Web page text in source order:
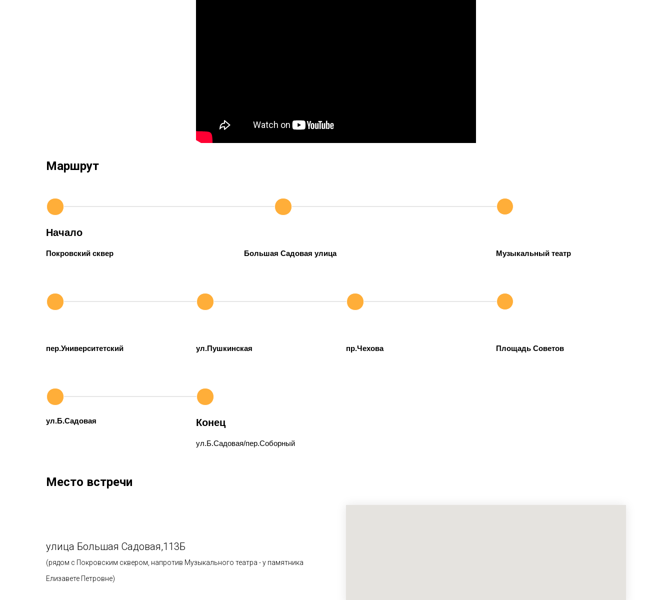
Маршрут
Покровский сквер
Начало
Большая Садовая улица Музыкальный театр
пер.Университетский ул.Пушкинская пр.Чехова Площадь Советов
ул.Б.Садовая Конец
ул.Б.Садовая/пер.Соборный
Место встречи
улица Большая Садовая,113Б
(рядом с Покровским сквером, напротив Музыкального театра - у памятника
Елизавете Петровне)